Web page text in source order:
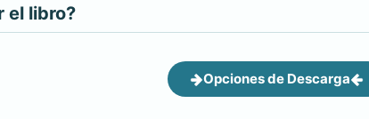
el libro?
Opciones de Descarga